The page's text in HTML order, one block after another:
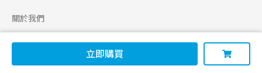
立即購買
關於我們
合作申請